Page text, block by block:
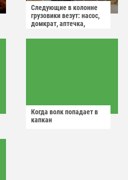
Следующие в колонне
грузовики везут: насос,
домкрат, аптечка,
Когда волк попадает в
капкан